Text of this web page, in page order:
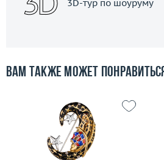
3D-тур по шоуруму
Вам также может